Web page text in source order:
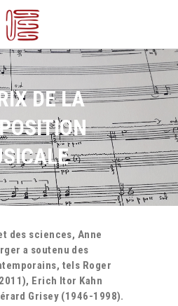
DE LA
des sciences, Anne
a soutenu des
tels Roger
Erich Itor Kahn
Grisey (1946-1998).